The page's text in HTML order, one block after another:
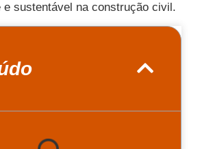
e sustentável na construção civil.